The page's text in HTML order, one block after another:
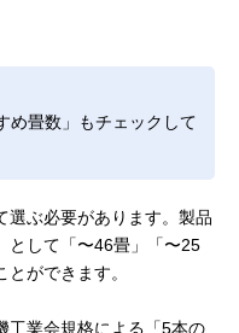
め畳数」もチェックして
選ぶ必要があります。製品
として「〜46畳」「〜25
ができます。
工業会規格による「5本の